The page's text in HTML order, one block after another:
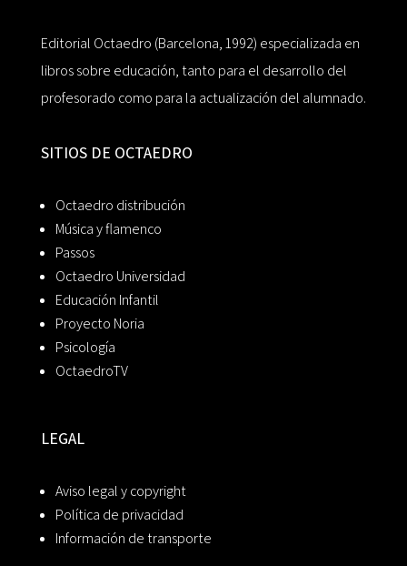
Editorial Octaedro (Barcelona, 1992) especializada en
libros sobre educación, tanto para el desarrollo del
profesorado como para la actualización del alumnado.
SITIOS DE OCTAEDRO
Octaedro distribución
Música y flamenco
Passos
Octaedro Universidad
Educación Infantil
Proyecto Noria
Psicología
OctaedroTV
LEGAL
Aviso legal y copyright
Política de privacidad
Información de transporte